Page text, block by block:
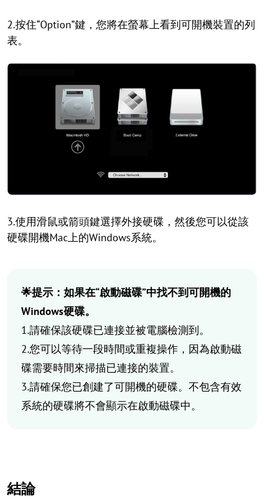
2.按住“Option”鍵，您將在螢幕上看到可開機裝置的列
表。
3.使用滑鼠或箭頭鍵選擇外接硬碟，然後您可以從該
硬碟開機Mac上的Windows系統。
🌟提示：如果在“啟動磁碟”中找不到可開機的
Windows硬碟。
1.請確保該硬碟已連接並被電腦檢測到。
2.您可以等待一段時間或重複操作，因為啟動磁
碟需要時間來掃描已連接的裝置。
3.請確保您已創建了可開機的硬碟。不包含有效
系統的硬碟將不會顯示在啟動磁碟中。
結論